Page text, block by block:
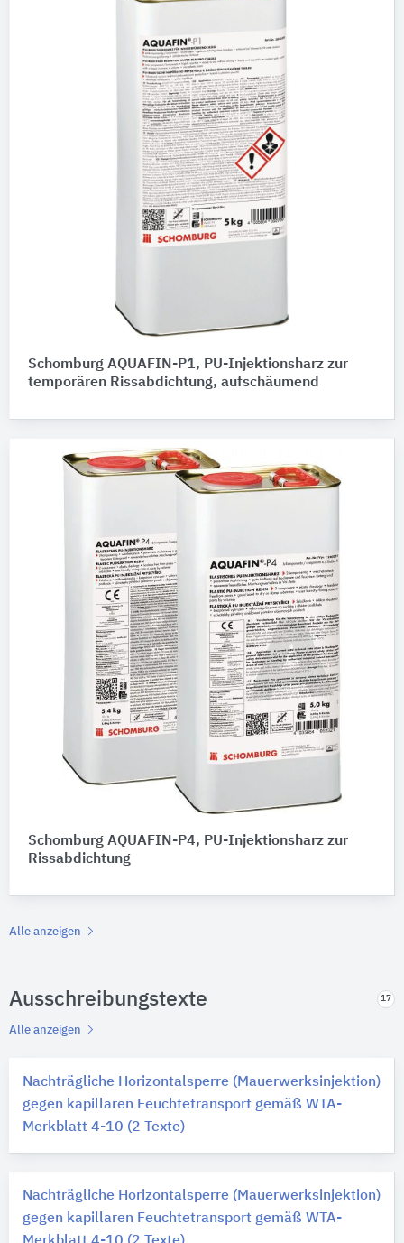
Schomburg AQUAFIN-P1, PU-Injektionsharz zur
temporären Rissabdichtung, aufschäumend
Schomburg AQUAFIN-P4, PU-Injektionsharz zur
Rissabdichtung
Alle anzeigen
Ausschreibungstexte 17
Alle anzeigen
Nachträgliche Horizontalsperre (Mauerwerksinjektion)
gegen kapillaren Feuchtetransport gemäß WTA-
Merkblatt 4-10 (2 Texte)
Nachträgliche Horizontalsperre (Mauerwerksinjektion)
gegen kapillaren Feuchtetransport gemäß WTA-